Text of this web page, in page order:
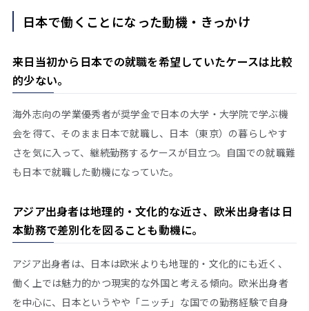
日本で働くことになった動機・きっかけ
来日当初から日本での就職を希望していたケースは比較
的少ない。
海外志向の学業優秀者が奨学金で日本の大学・大学院で学ぶ機
会を得て、そのまま日本で就職し、日本（東京）の暮らしやす
さを気に入って、継続勤務するケースが目立つ。自国での就職難
も日本で就職した動機になっていた。
アジア出身者は地理的・文化的な近さ、欧米出身者は日
本勤務で差別化を図ることも動機に。
アジア出身者は、日本は欧米よりも地理的・文化的にも近く、
働く上では魅力的かつ現実的な外国と考える傾向。欧米出身者
を中心に、日本というやや「ニッチ」な国での勤務経験で自身